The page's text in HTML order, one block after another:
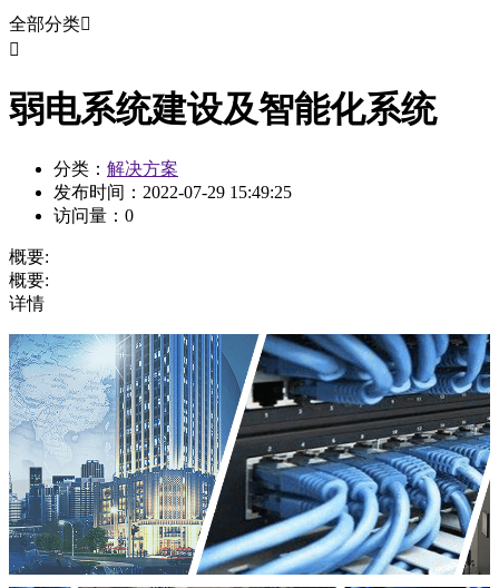
全部分类

弱电系统建设及智能化系统
分类： 解决方案
发布时间： 2022-07-29 15:49:25
访问量： 0
概要:
概要:
详情